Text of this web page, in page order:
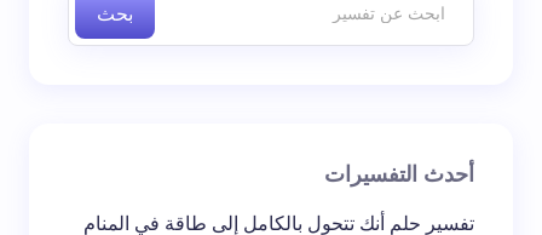
بحث
أحدث التفسيرات
تفسير حلم أنك تتحول بالكامل إلى طاقة في المنام